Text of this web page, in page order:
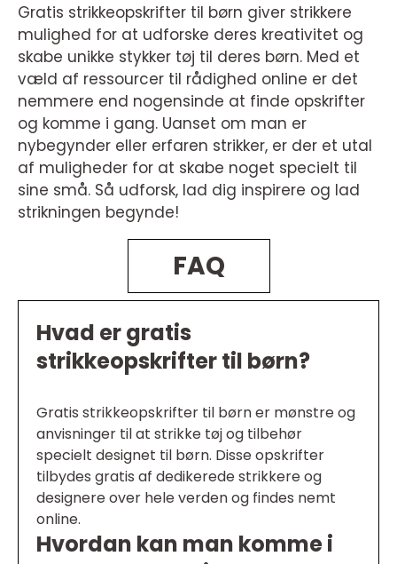
Gratis strikkeopskrifter til børn giver strikkere
mulighed for at udforske deres kreativitet og
skabe unikke stykker tøj til deres børn. Med et
væld af ressourcer til rådighed online er det
nemmere end nogensinde at finde opskrifter
og komme i gang. Uanset om man er
nybegynder eller erfaren strikker, er der et utal
af muligheder for at skabe noget specielt til
sine små. Så udforsk, lad dig inspirere og lad
strikningen begynde!
FAQ
Hvad er gratis
strikkeopskrifter til børn?
Gratis strikkeopskrifter til børn er mønstre og
anvisninger til at strikke tøj og tilbehør
specielt designet til børn. Disse opskrifter
tilbydes gratis af dedikerede strikkere og
designere over hele verden og findes nemt
online.
Hvordan kan man komme i